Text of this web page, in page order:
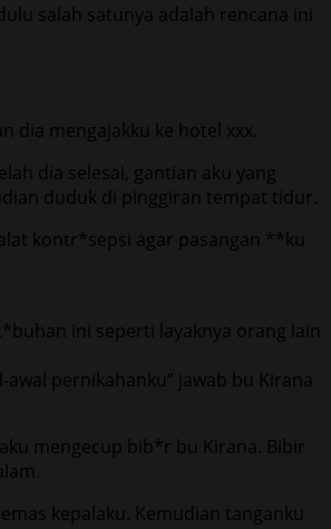
salah satunya adalah rencana ini
dia mengajakku ke hotel xxx.
dia selesai, gantian aku yang
duduk di pinggiran tempat tidur.
kontr*sepsi agar pasangan **ku
ini seperti layaknya orang lain
pernikahanku” jawab bu Kirana
mengecup bib*r bu Kirana. Bibir
kepalaku. Kemudian tanganku